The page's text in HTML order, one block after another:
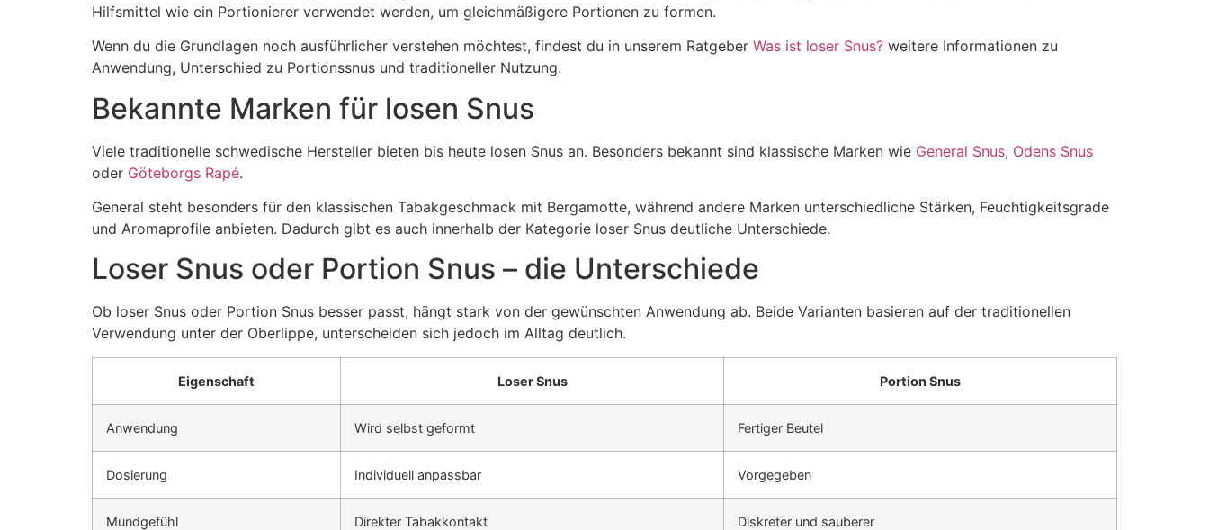
Hilfsmittel wie ein Portionierer verwendet werden, um gleichmäßigere Portionen zu formen.
Wenn du die Grundlagen noch ausführlicher verstehen möchtest, findest du in unserem Ratgeber Was ist loser Snus? weitere Informationen zu
Anwendung, Unterschied zu Portionssnus und traditioneller Nutzung.
Bekannte Marken für losen Snus
Viele traditionelle schwedische Hersteller bieten bis heute losen Snus an. Besonders bekannt sind klassische Marken wie General Snus, Odens Snus
oder Göteborgs Rapé.
General steht besonders für den klassischen Tabakgeschmack mit Bergamotte, während andere Marken unterschiedliche Stärken, Feuchtigkeitsgrade
und Aromaprofile anbieten. Dadurch gibt es auch innerhalb der Kategorie loser Snus deutliche Unterschiede.
Loser Snus oder Portion Snus – die Unterschiede
Ob loser Snus oder Portion Snus besser passt, hängt stark von der gewünschten Anwendung ab. Beide Varianten basieren auf der traditionellen
Verwendung unter der Oberlippe, unterscheiden sich jedoch im Alltag deutlich.
Eigenschaft Loser Snus Portion Snus
Anwendung Wird selbst geformt Fertiger Beutel
Dosierung Individuell anpassbar Vorgegeben
Mundgefühl Direkter Tabakkontakt Diskreter und sauberer